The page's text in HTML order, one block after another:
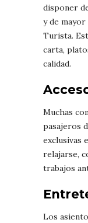
disponer
y de mayor
Turista.
carta,
calidad.
Muchas
pasajeros
exclusivas
relajarse,
trabajos
Los